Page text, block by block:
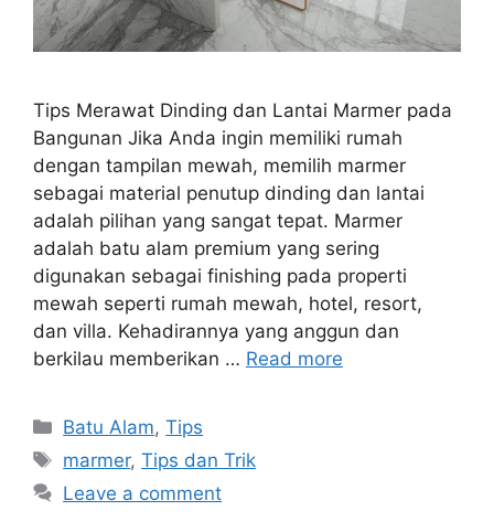
Tips Merawat Dinding dan Lantai Marmer pada
Bangunan Jika Anda ingin memiliki rumah
dengan tampilan mewah, memilih marmer
sebagai material penutup dinding dan lantai
adalah pilihan yang sangat tepat. Marmer
adalah batu alam premium yang sering
digunakan sebagai finishing pada properti
mewah seperti rumah mewah, hotel, resort,
dan villa. Kehadirannya yang anggun dan
berkilau memberikan … Read more
Categories
Batu Alam,Tips
Tags
marmer,Tips dan Trik
Leave a comment